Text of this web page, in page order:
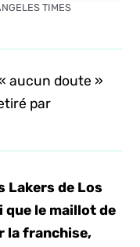
TIMES
aucun doute »
par
Lakers de Los
que le maillot de
la franchise,